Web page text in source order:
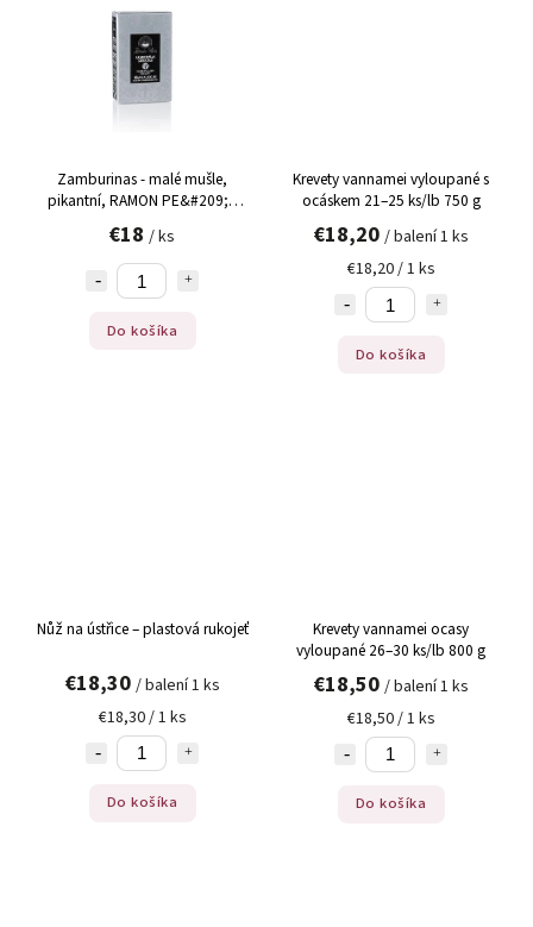
Zamburinas - malé mušle,
pikantní, RAMON PE&#209;A
SILVER, 110 g
€18 / ks
Do košíka
Krevety vannamei vyloupané s
ocáskem 21–25 ks/lb 750 g
€18,20 / balení 1 ks
€18,20 / 1 ks
Do košíka
Nůž na ústřice – plastová rukojeť
€18,30 / balení 1 ks
€18,30 / 1 ks
Do košíka
Krevety vannamei ocasy
vyloupané 26–30 ks/lb 800 g
€18,50 / balení 1 ks
€18,50 / 1 ks
Do košíka